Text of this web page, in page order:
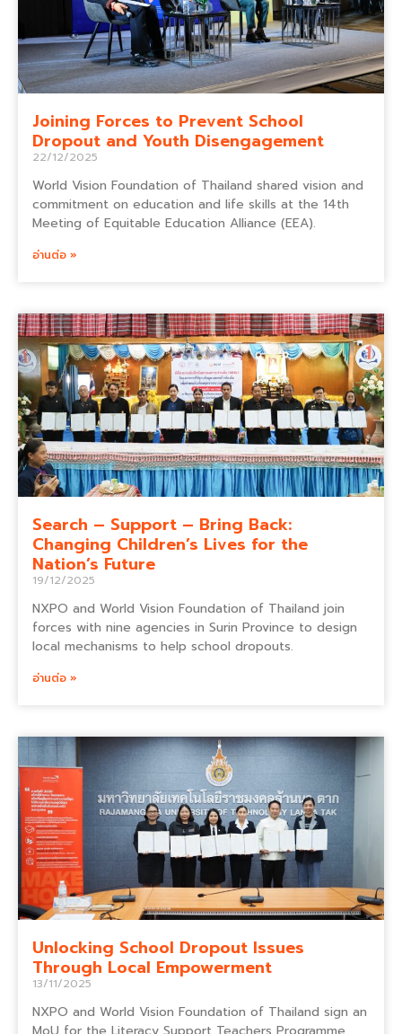
Joining Forces to Prevent School
Dropout and Youth Disengagement
22/12/2025
World Vision Foundation of Thailand shared vision and
commitment on education and life skills at the 14th
Meeting of Equitable Education Alliance (EEA).
อ่านต่อ »
Search – Support – Bring Back:
Changing Children’s Lives for the
Nation’s Future
19/12/2025
NXPO and World Vision Foundation of Thailand join
forces with nine agencies in Surin Province to design
local mechanisms to help school dropouts.
อ่านต่อ »
Unlocking School Dropout Issues
Through Local Empowerment
13/11/2025
NXPO and World Vision Foundation of Thailand sign an